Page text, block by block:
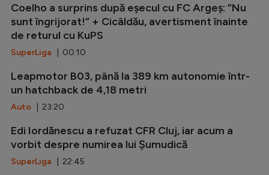
Coelho a surprins după eșecul cu FC Argeș: ”Nu
sunt îngrijorat!” + Cicâldău, avertisment înainte
de returul cu KuPS
SuperLiga | 00:10
Leapmotor B03, până la 389 km autonomie într-
un hatchback de 4,18 metri
Auto | 23:20
Edi Iordănescu a refuzat CFR Cluj, iar acum a
vorbit despre numirea lui Șumudică
SuperLiga | 22:45